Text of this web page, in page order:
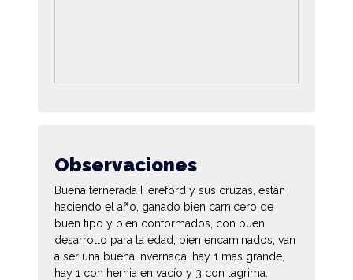
Observaciones
Buena ternerada Hereford y sus cruzas, están
haciendo el año, ganado bien carnicero de
buen tipo y bien conformados, con buen
desarrollo para la edad, bien encaminados, van
a ser una buena invernada, hay 1 mas grande,
hay 1 con hernia en vacío y 3 con lagrima.